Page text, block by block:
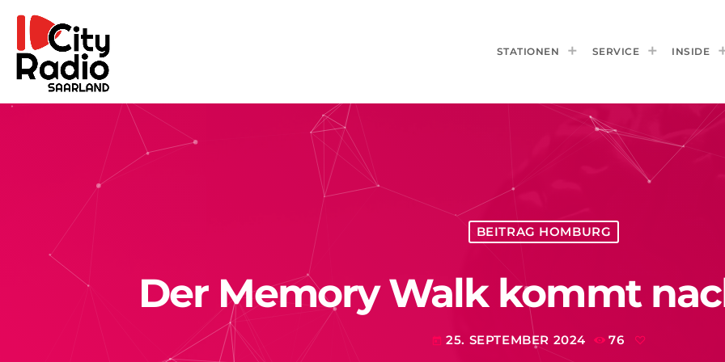
STATIONEN SERVICE INSIDE
BEITRAG HOMBURG
Der Memory Walk kommt
today 25. SEPTEMBER 2024 76